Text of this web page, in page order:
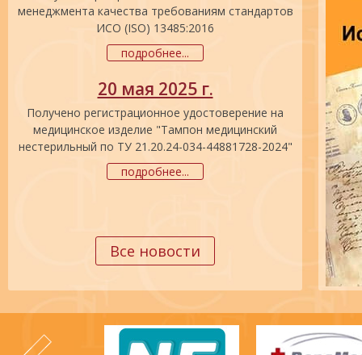
менеджмента качества требованиям стандартов
ИСО (ISO) 13485:2016
подробнее...
20 мая 2025 г.
Получено регистрационное удостоверение на
медицинское изделие "Тампон медицинский
нестерильный по ТУ 21.20.24-034-44881728-2024"
подробнее...
Все новости